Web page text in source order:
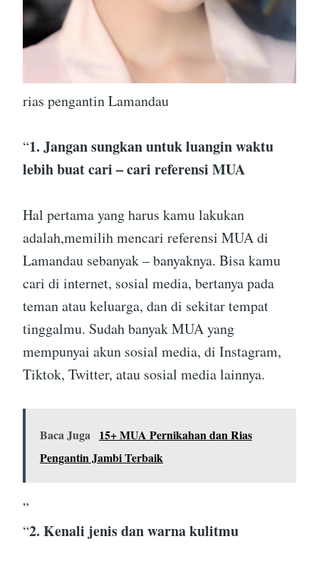
rias pengantin Lamandau
“1. Jangan sungkan untuk luangin waktu
lebih buat cari – cari referensi MUA
Hal pertama yang harus kamu lakukan
adalah,memilih mencari referensi MUA di
Lamandau sebanyak – banyaknya. Bisa kamu
cari di internet, sosial media, bertanya pada
teman atau keluarga, dan di sekitar tempat
tinggalmu. Sudah banyak MUA yang
mempunyai akun sosial media, di Instagram,
Tiktok, Twitter, atau sosial media lainnya.
Baca Juga 15+ MUA Pernikahan dan Rias
Pengantin Jambi Terbaik
”
“2. Kenali jenis dan warna kulitmu